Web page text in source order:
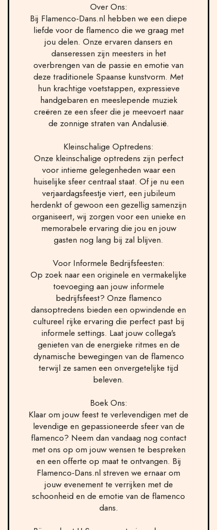
Over Ons:
Bij Flamenco-Dans.nl hebben we een diepe
liefde voor de flamenco die we graag met
jou delen. Onze ervaren dansers en
danseressen zijn meesters in het
overbrengen van de passie en emotie van
deze traditionele Spaanse kunstvorm. Met
hun krachtige voetstappen, expressieve
handgebaren en meeslepende muziek
creëren ze een sfeer die je meevoert naar
de zonnige straten van Andalusië.
Kleinschalige Optredens:
Onze kleinschalige optredens zijn perfect
voor intieme gelegenheden waar een
huiselijke sfeer centraal staat. Of je nu een
verjaardagsfeestje viert, een jubileum
herdenkt of gewoon een gezellig samenzijn
organiseert, wij zorgen voor een unieke en
memorabele ervaring die jou en jouw
gasten nog lang bij zal blijven.
Voor Informele Bedrijfsfeesten:
Op zoek naar een originele en vermakelijke
toevoeging aan jouw informele
bedrijfsfeest? Onze flamenco
dansoptredens bieden een opwindende en
cultureel rijke ervaring die perfect past bij
informele settings. Laat jouw collega's
genieten van de energieke ritmes en de
dynamische bewegingen van de flamenco
terwijl ze samen een onvergetelijke tijd
beleven.
Boek Ons:
Klaar om jouw feest te verlevendigen met de
levendige en gepassioneerde sfeer van de
flamenco? Neem dan vandaag nog contact
met ons op om jouw wensen te bespreken
en een offerte op maat te ontvangen. Bij
Flamenco-Dans.nl streven we ernaar om
jouw evenement te verrijken met de
schoonheid en de emotie van de flamenco
dans.